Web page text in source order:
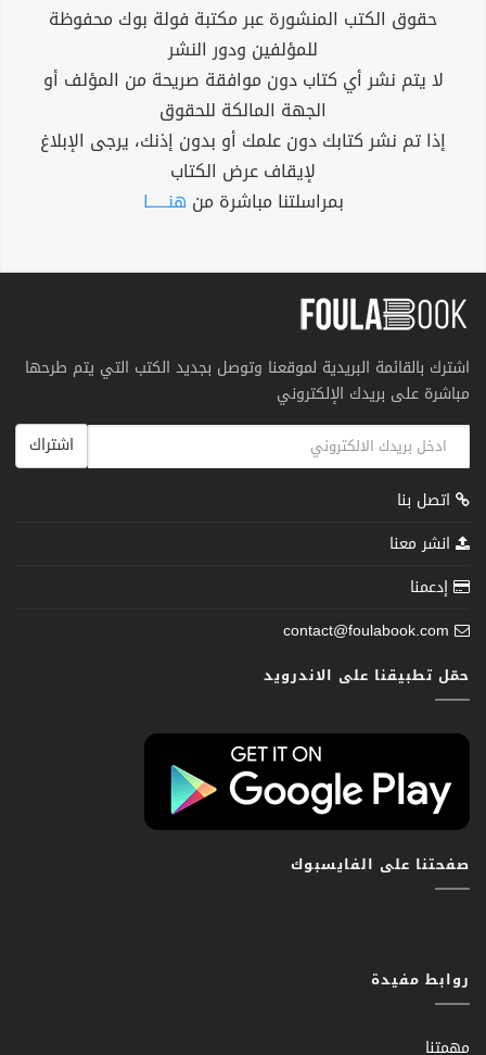
حقوق الكتب المنشورة عبر مكتبة فولة بوك محفوظة
للمؤلفين ودور النشر
لا يتم نشر أي كتاب دون موافقة صريحة من المؤلف أو
الجهة المالكة للحقوق
إذا تم نشر كتابك دون علمك أو بدون إذنك، يرجى الإبلاغ
لإيقاف عرض الكتاب
بمراسلتنا مباشرة من هنــــــا
اشترك بالقائمة البريدية لموقعنا وتوصل بجديد الكتب التي يتم طرحها
مباشرة على بريدك الإلكتروني
اشتراك
اتصل بنا
انشر معنا
إدعمنا
contact@foulabook.com
حمّل تطبيقنا على الاندرويد
صفحتنا على الفايسبوك
روابط مفيدة
مهمتنا